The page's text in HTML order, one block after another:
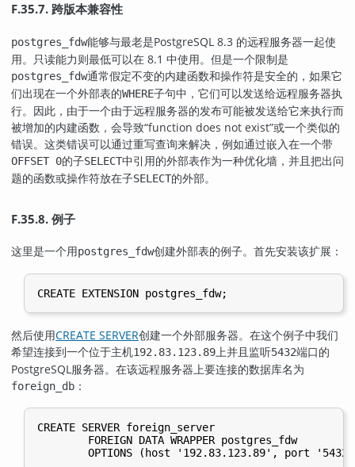
F.35.7. 跨版本兼容性
postgres_fdw能够与最老是PostgreSQL 8.3 的远程服务器一起使
用。只读能力则最低可以在 8.1 中使用。但是一个限制是
postgres_fdw通常假定不变的内建函数和操作符是安全的，如果它
们出现在一个外部表的WHERE子句中，它们可以发送给远程服务器执
行。因此，由于一个由于远程服务器的发布可能被发送给它来执行而
被增加的内建函数，会导致“function does not exist”或一个类似的
错误。这类错误可以通过重写查询来解决，例如通过嵌入在一个带
OFFSET 0的子SELECT中引用的外部表作为一种优化墙，并且把出问
题的函数或操作符放在子SELECT的外部。
F.35.8. 例子
这里是一个用postgres_fdw创建外部表的例子。首先安装该扩展：
然后使用CREATE SERVER创建一个外部服务器。在这个例子中我们
希望连接到一个位于主机192.83.123.89 上并且监听5432端口的
PostgreSQL 服务器。在该远程服务器上要连接的数据库名为
foreign_db ：
CREATE SERVER foreign_server
        FOREIGN DATA WRAPPER postgres_fdw